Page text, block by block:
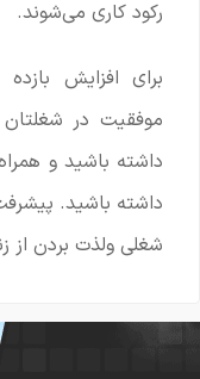
رکود کاری می‌شوند.
برای افزایش
موفقیت در
داشته باشید و
داشته باشید.
شغلی ولذت بردن